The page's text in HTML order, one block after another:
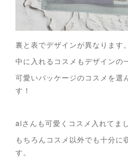
裏と表でデザインが異なります。
中に入れるコスメもデザインの
可愛いパッケージのコスメを選
す！
aiさんも可愛くコスメ入れてま
もちろんコスメ以外でも十分に
す。